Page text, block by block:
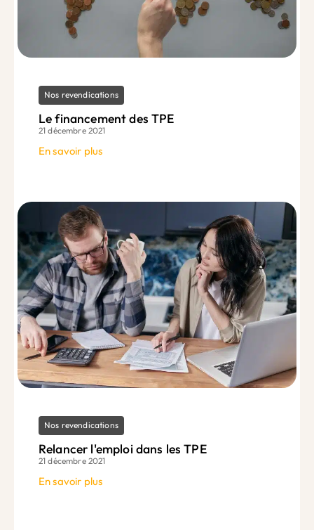
Nos revendications
Le financement des TPE
21 décembre 2021
En savoir plus
Nos revendications
Relancer l'emploi dans les TPE
21 décembre 2021
En savoir plus